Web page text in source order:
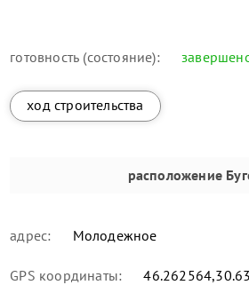
готовность (состояние):
ход строительства
расположение
адрес: Молодежное
GPS координаты: